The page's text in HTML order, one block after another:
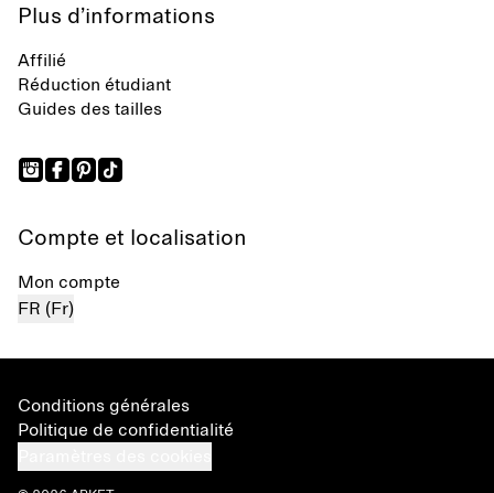
Plus d’informations
Affilié
Réduction étudiant
Guides des tailles
Compte et localisation
Mon compte
FR (Fr)
Conditions générales
Politique de confidentialité